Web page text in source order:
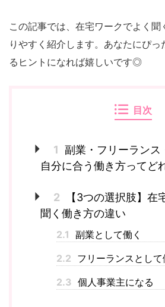
この記事では、在宅ワークでよく聞
りやすく紹介します。あなたにぴ
るヒントになれば嬉しいです◎
目次
1 副業・フリーラン
自分に合う働き方ってど
2
【3つの選択肢】在
聞く働き方の違い
2.1 副業として働く
2.2 フリーランスとして
2.3 個人事業主になる